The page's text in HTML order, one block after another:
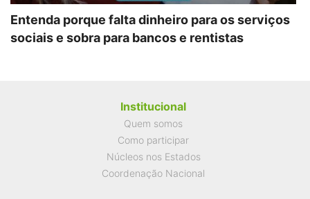
Entenda porque falta dinheiro para os serviços
sociais e sobra para bancos e rentistas
Institucional
Quem somos
Como participar
Núcleos nos Estados
Coordenação Nacional